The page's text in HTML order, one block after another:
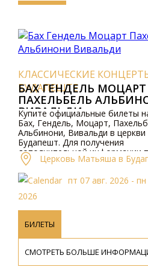
КЛАССИЧЕСКИЕ
БУДАПЕШТЕ
БАХ ГЕНДЕЛЬ МОЦАРТ
ПАХЕЛЬБЕЛЬ
ВИВАЛЬДИ
Купите официальные билеты
Бах, Гендель, Моцарт,
Альбинони, Вивальди в
Будапешт. Для получения
дополнительной информации
наш сайт.Церковь Матьяша в
пт 07 авг. 2026 - пн
2026
БИЛЕТЫ
СМОТРЕТЬ БОЛЬШЕ